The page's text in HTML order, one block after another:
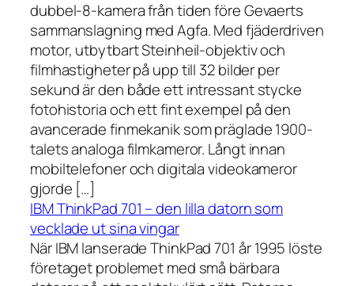
dubbel-8-kamera från tiden före Gevaerts
sammanslagning med Agfa. Med fjäderdriven
motor, utbytbart Steinheil-objektiv och
filmhastigheter på upp till 32 bilder per
sekund är den både ett intressant stycke
fotohistoria och ett fint exempel på den
avancerade finmekanik som präglade 1900-
talets analoga filmkameror. Långt innan
mobiltelefoner och digitala videokameror
gjorde […]
IBM ThinkPad 701 – den lilla datorn som
vecklade ut sina vingar
När IBM lanserade ThinkPad 701 år 1995 löste
företaget problemet med små bärbara